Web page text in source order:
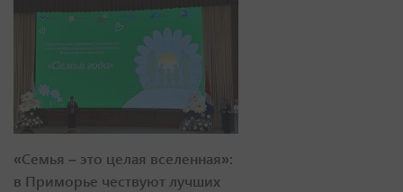
«Семья – это целая вселенная»:
в Приморье чествуют лучших